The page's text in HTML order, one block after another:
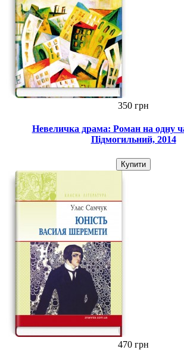
350 грн
Невеличка драма: Роман на одну
Підмогильний, 2014
Купити
470 грн